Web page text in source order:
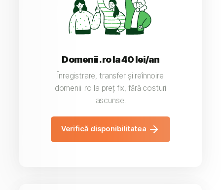
Domenii .ro la 40 lei/an
Înregistrare, transfer și reînnoire
domenii .ro la preț fix, fără costuri
ascunse.
Verifică disponibilitatea